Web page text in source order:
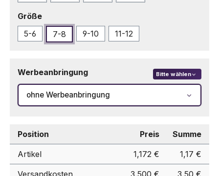
Größeauswählen
5-6
7-8 9-10 11-12
Werbeanbringung Bitte wählen
ohne Werbeanbringung
Position Preis Summe
Artikel 1,172 € 1,17 €